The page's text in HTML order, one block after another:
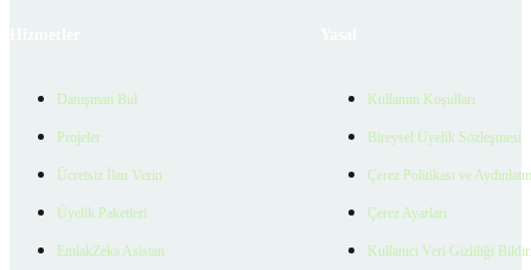
Danışman Bul
Projeler
Ücretsiz İlan Verin
Üyelik Paketleri
EmlakZeka Asistan
Kullanım Koşulları
Bireysel Üyelik Sözleşmesi
Çerez Politikası ve
Çerez Ayarları
Kullanıcı Veri Gizliliği